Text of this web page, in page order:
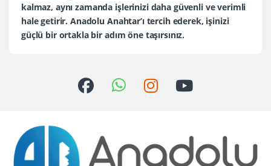
kalmaz, aynı zamanda işlerinizi daha güvenli ve verimli
hale getirir. Anadolu Anahtar’ı tercih ederek, işinizi
güçlü bir ortakla bir adım öne taşırsınız.